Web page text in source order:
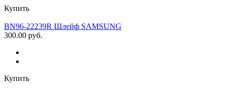
Купить
BN96-22239R Шлейф SAMSUNG
300.00 руб.
Купить